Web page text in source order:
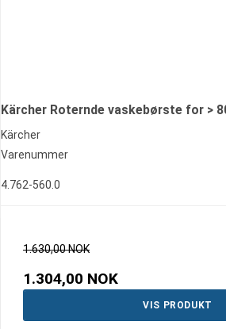
Kärcher Roternde vaskebørste for >
Kärcher
Varenummer
4.762-560.0
1.630,00 NOK
1.304,00 NOK
VIS PRODUKT